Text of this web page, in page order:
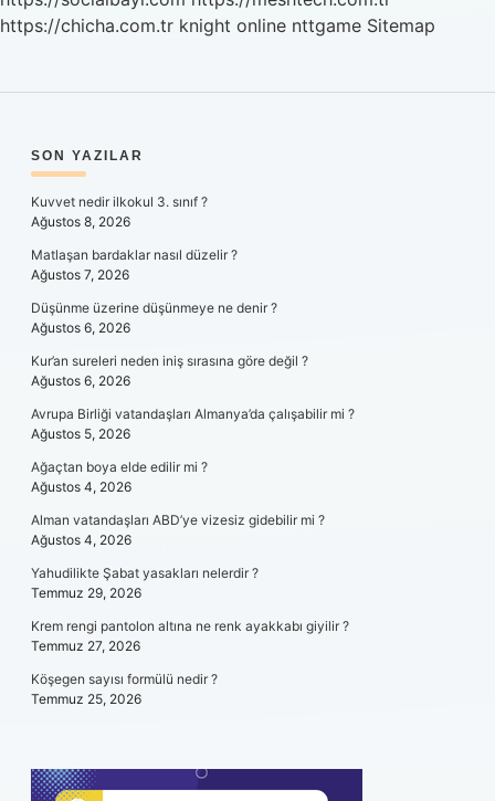
https://chicha.com.tr knight online nttgame Sitemap
SIDEBAR
SON YAZILAR
Kuvvet nedir ilkokul 3. sınıf ?
Ağustos 8, 2026
Matlaşan bardaklar nasıl düzelir ?
Ağustos 7, 2026
Düşünme üzerine düşünmeye ne denir ?
Ağustos 6, 2026
Kur’an sureleri neden iniş sırasına göre değil ?
Ağustos 6, 2026
Avrupa Birliği vatandaşları Almanya’da çalışabilir mi ?
Ağustos 5, 2026
Ağaçtan boya elde edilir mi ?
Ağustos 4, 2026
Alman vatandaşları ABD’ye vizesiz gidebilir mi ?
Ağustos 4, 2026
Yahudilikte Şabat yasakları nelerdir ?
Temmuz 29, 2026
Krem rengi pantolon altına ne renk ayakkabı giyilir ?
Temmuz 27, 2026
Köşegen sayısı formülü nedir ?
Temmuz 25, 2026